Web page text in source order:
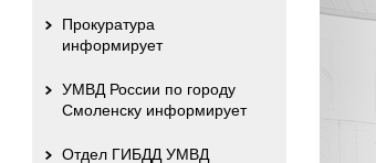
Прокуратура
информирует
УМВД России по городу
Смоленску информирует
Отдел ГИБДД УМВД